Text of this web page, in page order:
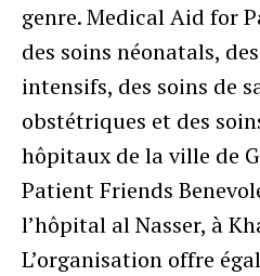
genre. Medical Aid for
des soins néonatals,
intensifs, des soins de
obstétriques et des
hôpitaux de la ville de
Patient Friends
l’hôpital al Nasser, à
L’organisation offre